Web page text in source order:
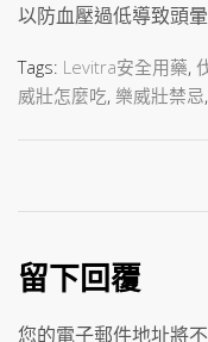
以防血壓過低導致頭
Tags: Levitra安全用藥,
威壯怎麼吃, 樂威壯禁忌,
留下回覆
您的電子郵件地址將